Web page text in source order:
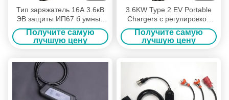
Тип заряжатель 16А 3.6кВ
ЭВ защиты ИП67 б умный
портативный с датчиком
температуры
Получите самую
лучшую цену
3.6KW Type 2 EV Portable
Chargers с регулировкой
тока
Получите самую
лучшую цену